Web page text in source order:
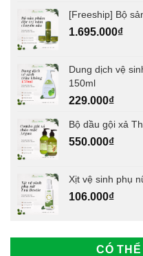
[Freeship] Bộ
1.695.000₫
Dung dịch vệ
150ml
229.000₫
Bộ dầu gội xả
550.000₫
Xịt vệ sinh phụ
106.000₫
CÓ